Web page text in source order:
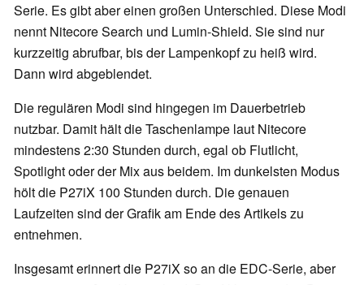
Serie. Es gibt aber einen großen Unterschied. Diese Modi
nennt Nitecore Search und Lumin-Shield. Sie sind nur
kurzzeitig abrufbar, bis der Lampenkopf zu heiß wird.
Dann wird abgeblendet.
Die regulären Modi sind hingegen im Dauerbetrieb
nutzbar. Damit hält die Taschenlampe laut Nitecore
mindestens 2:30 Stunden durch, egal ob Flutlicht,
Spotlight oder der Mix aus beidem. Im dunkelsten Modus
hölt die P27iX 100 Stunden durch. Die genauen
Laufzeiten sind der Grafik am Ende des Artikels zu
entnehmen.
Insgesamt erinnert die P27iX so an die EDC-Serie, aber